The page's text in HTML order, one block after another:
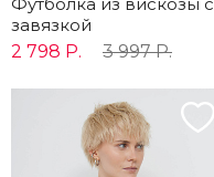
Футболка из вискозы с
завязкой
2 798 Р.
3 997 Р.